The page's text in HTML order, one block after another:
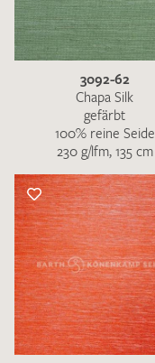
3092-62
Chapa Silk
gefärbt
100% reine Seide
230 g/lfm, 135 cm